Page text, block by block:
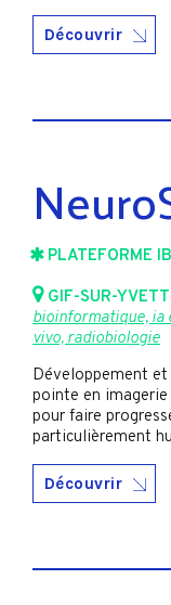
Découvrir
PLATEFORME
GIF-SUR-
bioinformatique, ia
vivo, radiobiologie
Développement
pointe en
pour faire
particulièrement
Découvrir